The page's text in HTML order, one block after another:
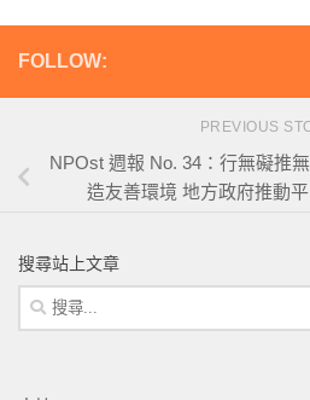
FOLLOW:
PREVIOUS
NPOst 週報 No. 34：行無礙推
造友善環境 地方政府推動
搜尋站上文章
搜
尋